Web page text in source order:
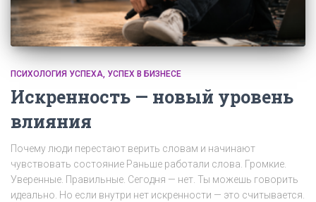
ПСИХОЛОГИЯ УСПЕХА УСПЕХ В БИЗНЕСЕ
Искренность — новый уровень
влияния
Почему люди перестают верить словам и начинают
чувствовать состояние Раньше работали слова. Громкие.
Уверенные. Правильные. Сегодня — нет. Ты можешь говорить
идеально. Но если внутри нет искренности — это считывается.